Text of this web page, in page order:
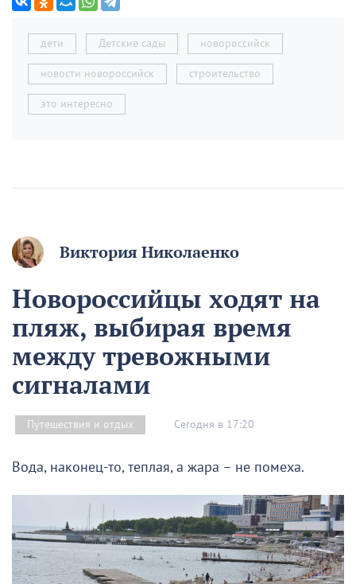
дети Детские сады новороссийск
новости новороссийск строительство
это интересно
Виктория Николаенко
Новороссийцы ходят на
пляж, выбирая время
между тревожными
сигналами
Путешествия и отдых Сегодня в 17:20
Вода, наконец-то, теплая, а жара – не помеха.